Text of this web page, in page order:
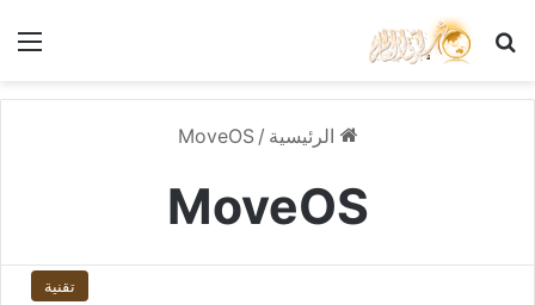
بحث عن
الرئيسية /
MoveOS
MoveOS
تقنية